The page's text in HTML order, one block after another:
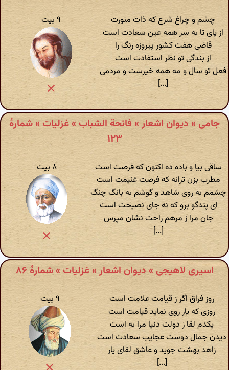
چشم و چراغ شرع که ذات منورت
از پای تا به سر همه عین سعادت است
قاضی هفت کشور پیروزه رنگ را
از بندگی تو نظر استفادت است
فعل تو سال و مه همه خیرست و مردمی
[...]
۹ بیت
جامی » دیوان اشعار » فاتحة الشباب » غزلیات » شمارهٔ
۱۲۳
ساقی بیا و باده ده اکنون که فرصت است
مطرب بزن ترانه که فرصت غنیمت است
چشمم به روی شاهد و گوشم به بانگ چنگ
ای پندگو برو که نه جای نصیحت است
جان مرا ز مرهم راحت نشان مپرس
[...]
۸ بیت
اسیری لاهیجی » دیوان اشعار » غزلیات » شمارهٔ ۸۶
روز فراق اگر ز قیامت علامت است
روزی که یار روی نماید قیامت است
یکدم لقا ز دولت دنیا مرا به است
دیدن جمال دوست عجایب سعادت است
زاهد بهشت جوید و عاشق لقای یار
[...]
۹ بیت